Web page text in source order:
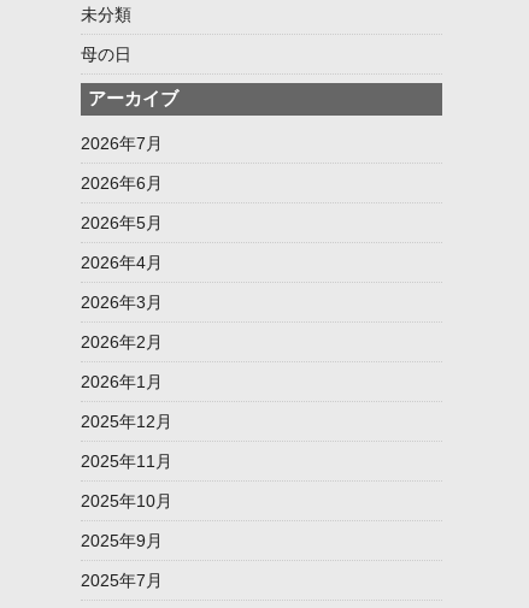
未分類
母の日
アーカイブ
2026年7月
2026年6月
2026年5月
2026年4月
2026年3月
2026年2月
2026年1月
2025年12月
2025年11月
2025年10月
2025年9月
2025年7月